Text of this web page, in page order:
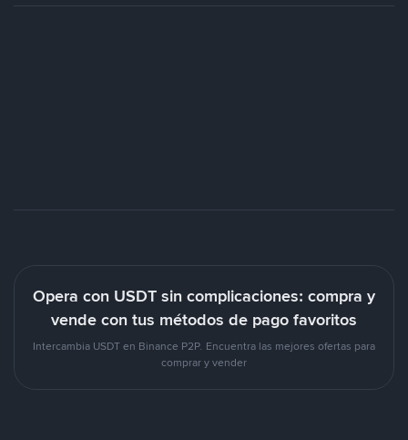
Opera con USDT sin complicaciones: compra y
vende con tus métodos de pago favoritos
Intercambia USDT en Binance P2P. Encuentra las mejores ofertas para
comprar y vender